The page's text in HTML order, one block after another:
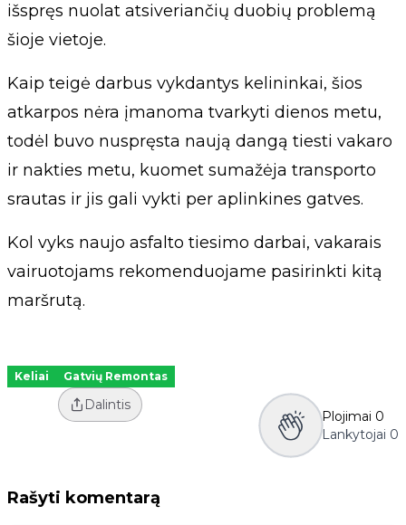
išspręs nuolat atsiveriančių duobių problemą
šioje vietoje.
Kaip teigė darbus vykdantys kelininkai, šios
atkarpos nėra įmanoma tvarkyti dienos metu,
todėl buvo nuspręsta naują dangą tiesti vakaro
ir nakties metu, kuomet sumažėja transporto
srautas ir jis gali vykti per aplinkines gatves.
Kol vyks naujo asfalto tiesimo darbai, vakarais
vairuotojams rekomenduojame pasirinkti kitą
maršrutą.
Keliai Gatvių Remontas
Dalintis
Plojimai 0
Lankytojai 0
Rašyti komentarą